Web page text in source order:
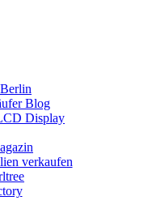
Blog
Display
verkaufen